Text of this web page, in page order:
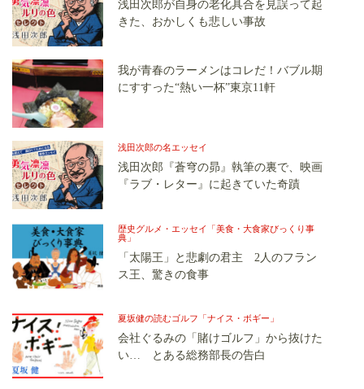
浅田次郎が自身の老化具合を見誤って起
きた、おかしくも悲しい事故
我が青春のラーメンはコレだ！バブル期
にすすった“熱い一杯”東京11軒
浅田次郎の名エッセイ
浅田次郎『蒼穹の昴』執筆の裏で、映画
『ラブ・レター』に起きていた奇蹟
歴史グルメ・エッセイ「美食・大食家びっくり事
典」
「太陽王」と悲劇の君主 2人のフラン
ス王、驚きの食事
夏坂健の読むゴルフ「ナイス・ボギー」
会社ぐるみの「賭けゴルフ」から抜けた
い… とある総務部長の告白